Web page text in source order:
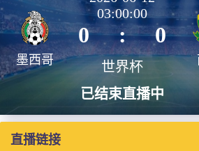
墨西哥
03:00:00
0 : 0
世界杯
已结束直播中
直播链接